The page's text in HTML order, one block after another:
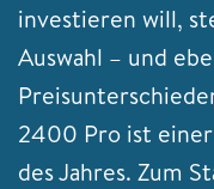
investieren will,
Auswahl – und
2400 Pro ist
des Jahres. Zum